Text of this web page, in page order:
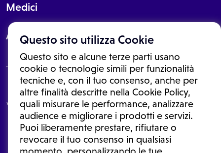
Questo sito utilizza Cookie
Questo sito e alcune terze parti usano
cookie o tecnologie simili per funzionalità
tecniche e, con il tuo consenso, anche per
altre finalità descritte nella Cookie Policy,
quali misurare le performance, analizzare
audience e migliorare i prodotti e servizi.
Puoi liberamente prestare, rifiutare o
revocare il tuo consenso in qualsiasi
Medici
About
Le informazioni proposte in questo sito non sono un consulto medico.
In nessun caso, queste informazioni sostituiscono un consulto, una
visita o una diagnosi formulata dal medico. Non si devono considerare
le informazioni disponibili come suggerimenti per la formulazione di
una diagnosi, la determinazione di un trattamento o l'assunzione o
sospensione di un farmaco senza prima consultare un medico di
medicina generale o uno specialista.